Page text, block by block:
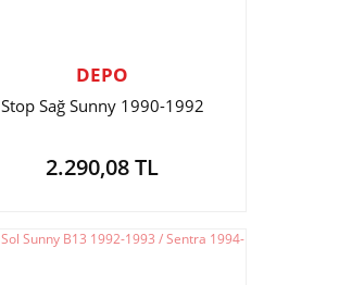
DEPO
Stop Sağ Sunny 1990-1992
2.290,08 TL